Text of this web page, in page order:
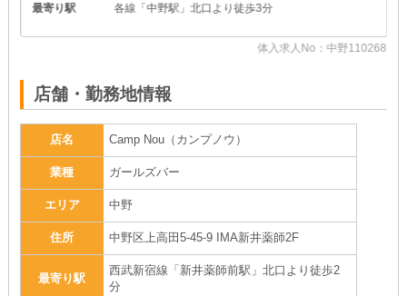
最寄り駅
各線「中野駅」北口より徒歩3分
体入求人No：中野110268
店舗・勤務地情報
店名 Camp Nou（カンプノウ）
業種 ガールズバー
エリア 中野
住所 中野区上高田5-45-9 IMA新井薬師2F
最寄り駅
西武新宿線「新井薬師前駅」北口より徒歩2
分